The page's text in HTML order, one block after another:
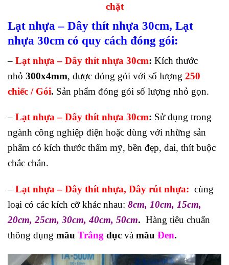
chặt
Lạt nhựa – Dây thít nhựa 30cm, Lạt
nhựa 30cm có quy cách đóng gói:
– Lạt nhựa – Dây thít nhựa 30cm: Kích thước
nhỏ 300x4mm, được đóng gói với số lượng 250
chiếc / Gói. Sản phẩm đóng gói số lượng nhỏ gọn.
– Lạt nhựa – Dây thít nhựa 30cm: Sử dụng trong
ngành công nghiệp điện hoặc dùng với những sản
phẩm có kích thước thẩm mỹ, bền đẹp, dai, thít buộc
chắc chắn.
– Lạt nhựa – Dây thít nhựa, Dây rút nhựa: cùng
loại có các kích cỡ khác nhau: 8cm, 10cm, 15cm,
20cm, 25cm, 30cm, 40cm, 50cm. Hàng tiêu chuẩn
thông dụng mầu Trắng đục và mầu Đen.